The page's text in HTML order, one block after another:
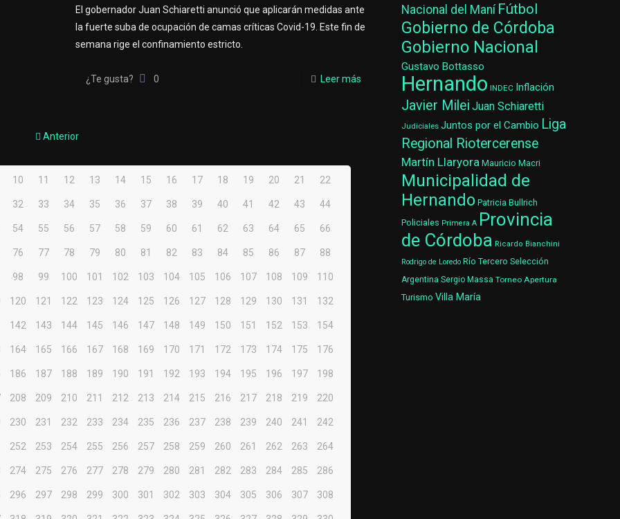
El gobernador Juan Schiaretti anunció que aplicarán medidas ante
la fuerte suba de ocupación de camas críticas Covid-19. Este fin de
semana rige el confinamiento estricto.
¿Te gusta? 0 Leer más
Anterior
10 11 12 13 14 15 16 17 18 19 20 21 22
32 33 34 35 36 37 38 39 40 41 42 43 44
54 55 56 57 58 59 60 61 62 63 64 65 66
76 77 78 79 80 81 82 83 84 85 86 87 88
98 99 100 101 102 103 104 105 106 107 108 109 110
120 121 122 123 124 125 126 127 128 129 130 131 132
142 143 144 145 146 147 148 149 150 151 152 153 154
164 165 166 167 168 169 170 171 172 173 174 175 176
186 187 188 189 190 191 192 193 194 195 196 197 198
208 209 210 211 212 213 214 215 216 217 218 219 220
230 231 232 233 234 235 236 237 238 239 240 241 242
252 253 254 255 256 257 258 259 260 261 262 263 264
274 275 276 277 278 279 280 281 282 283 284 285 286
296 297 298 299 300 301 302 303 304 305 306 307 308
Nacional del Maní Fútbol
Gobierno de Córdoba
Gobierno Nacional
Gustavo Bottasso
Hernando INDEC Inflación
Javier Milei Juan Schiaretti
Judiciales Juntos por el Cambio Liga
Regional Riotercerense
Martín Llaryora Mauricio Macri
Municipalidad de
Hernando Patricia Bullrich
Policiales Primera A Provincia
de Córdoba Ricardo Bianchini
Rodrigo de Loredo Río Tercero Selección
Argentina Sergio Massa Torneo Apertura
Turismo Villa María